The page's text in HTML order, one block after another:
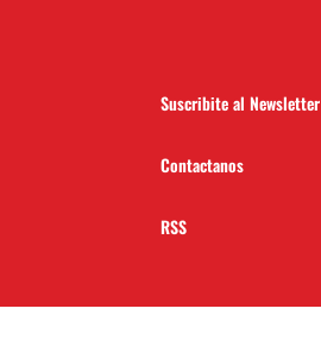
Suscribite al Newsletter
Contactanos
RSS